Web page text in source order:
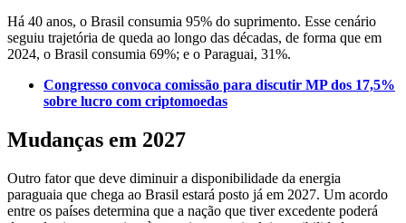
Há 40 anos, o Brasil consumia 95% do suprimento. Esse cenário
seguiu trajetória de queda ao longo das décadas, de forma que em
2024, o Brasil consumia 69%; e o Paraguai, 31%.
Congresso convoca comissão para discutir MP dos 17,5%
sobre lucro com criptomoedas
Mudanças em 2027
Outro fator que deve diminuir a disponibilidade da energia
paraguaia que chega ao Brasil estará posto já em 2027. Um acordo
entre os países determina que a nação que tiver excedente poderá